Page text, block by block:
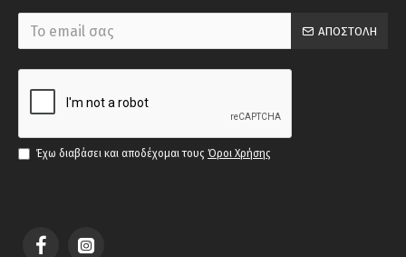
ΑΠΟΣΤΟΛΉ
Έχω διαβάσει και αποδέχομαι τους Όροι Χρήσης